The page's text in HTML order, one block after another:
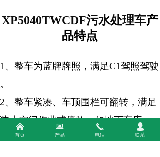
XP5040TWCDF污水处理车产
品特点
1 、整车为蓝牌牌照，满足C1驾照驾驶
。
2、整车紧凑、车顶围栏可翻转，满足
狭小空间作业或停放，如地下车库
等。
낀
首页
뀵
产品
끅
电话
넙
联系